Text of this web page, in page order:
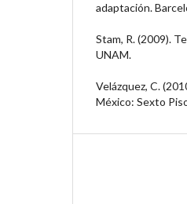
adaptación.
Stam, R. (2009).
UNAM.
Velázquez, C.
México: Sexto